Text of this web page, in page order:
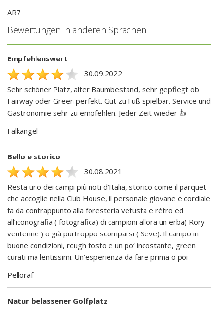
AR7
Bewertungen in anderen Sprachen:
Empfehlenswert
30.09.2022
Sehr schöner Platz, alter Baumbestand, sehr gepflegt ob
Fairway oder Green perfekt. Gut zu Fuß spielbar. Service und
Gastronomie sehr zu empfehlen. Jeder Zeit wieder 👍
Falkangel
Bello e storico
30.08.2021
Resta uno dei campi più noti d‘Italia, storico come il parquet
che accoglie nella Club House, il personale giovane e cordiale
fa da contrappunto alla foresteria vetusta e rétro ed
all’iconografia ( fotografica) di campioni allora un erba( Rory
ventenne ) o già purtroppo scomparsi ( Seve). Il campo in
buone condizioni, rough tosto e un po‘ incostante, green
curati ma lentissimi. Un’esperienza da fare prima o poi
Pelloraf
Natur belassener Golfplatz